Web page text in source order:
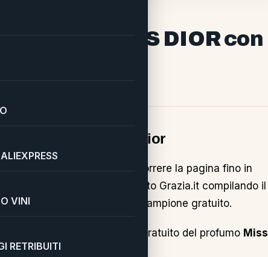
VINI
RETRIBUITI
MISS DIOR con
omaggio Miss Dior
, scorrere la pagina fino in
. Quindi registrarsi al sito Grazia.it compilando il
il modulo di richiesta per il campione gratuito.
a casa tua il campione gratuito del profumo Miss